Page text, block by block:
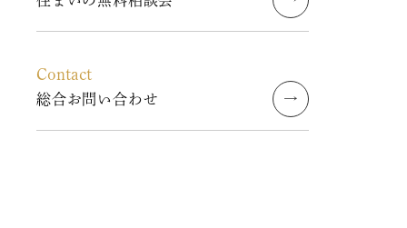
Contact
総合お問い合わせ